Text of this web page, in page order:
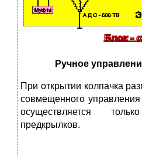
Ручное
При открытии колпачка
совмещенного
осуществляется
предкрылков.